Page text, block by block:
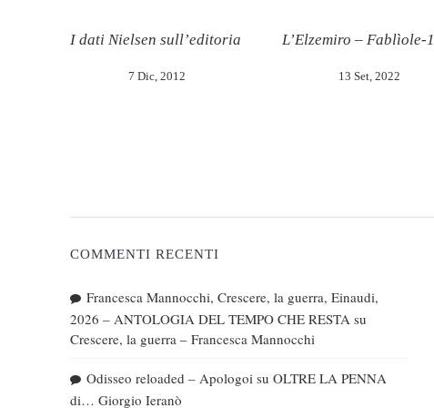
I dati Nielsen sull’editoria
7 Dic, 2012
L’Elzemiro – Fablìole-1
13 Set, 2022
COMMENTI RECENTI
Francesca Mannocchi, Crescere, la guerra, Einaudi,
2026 – ANTOLOGIA DEL TEMPO CHE RESTA su
Crescere, la guerra – Francesca Mannocchi
Odisseo reloaded – Apologoi su OLTRE LA PENNA
di… Giorgio Ieranò